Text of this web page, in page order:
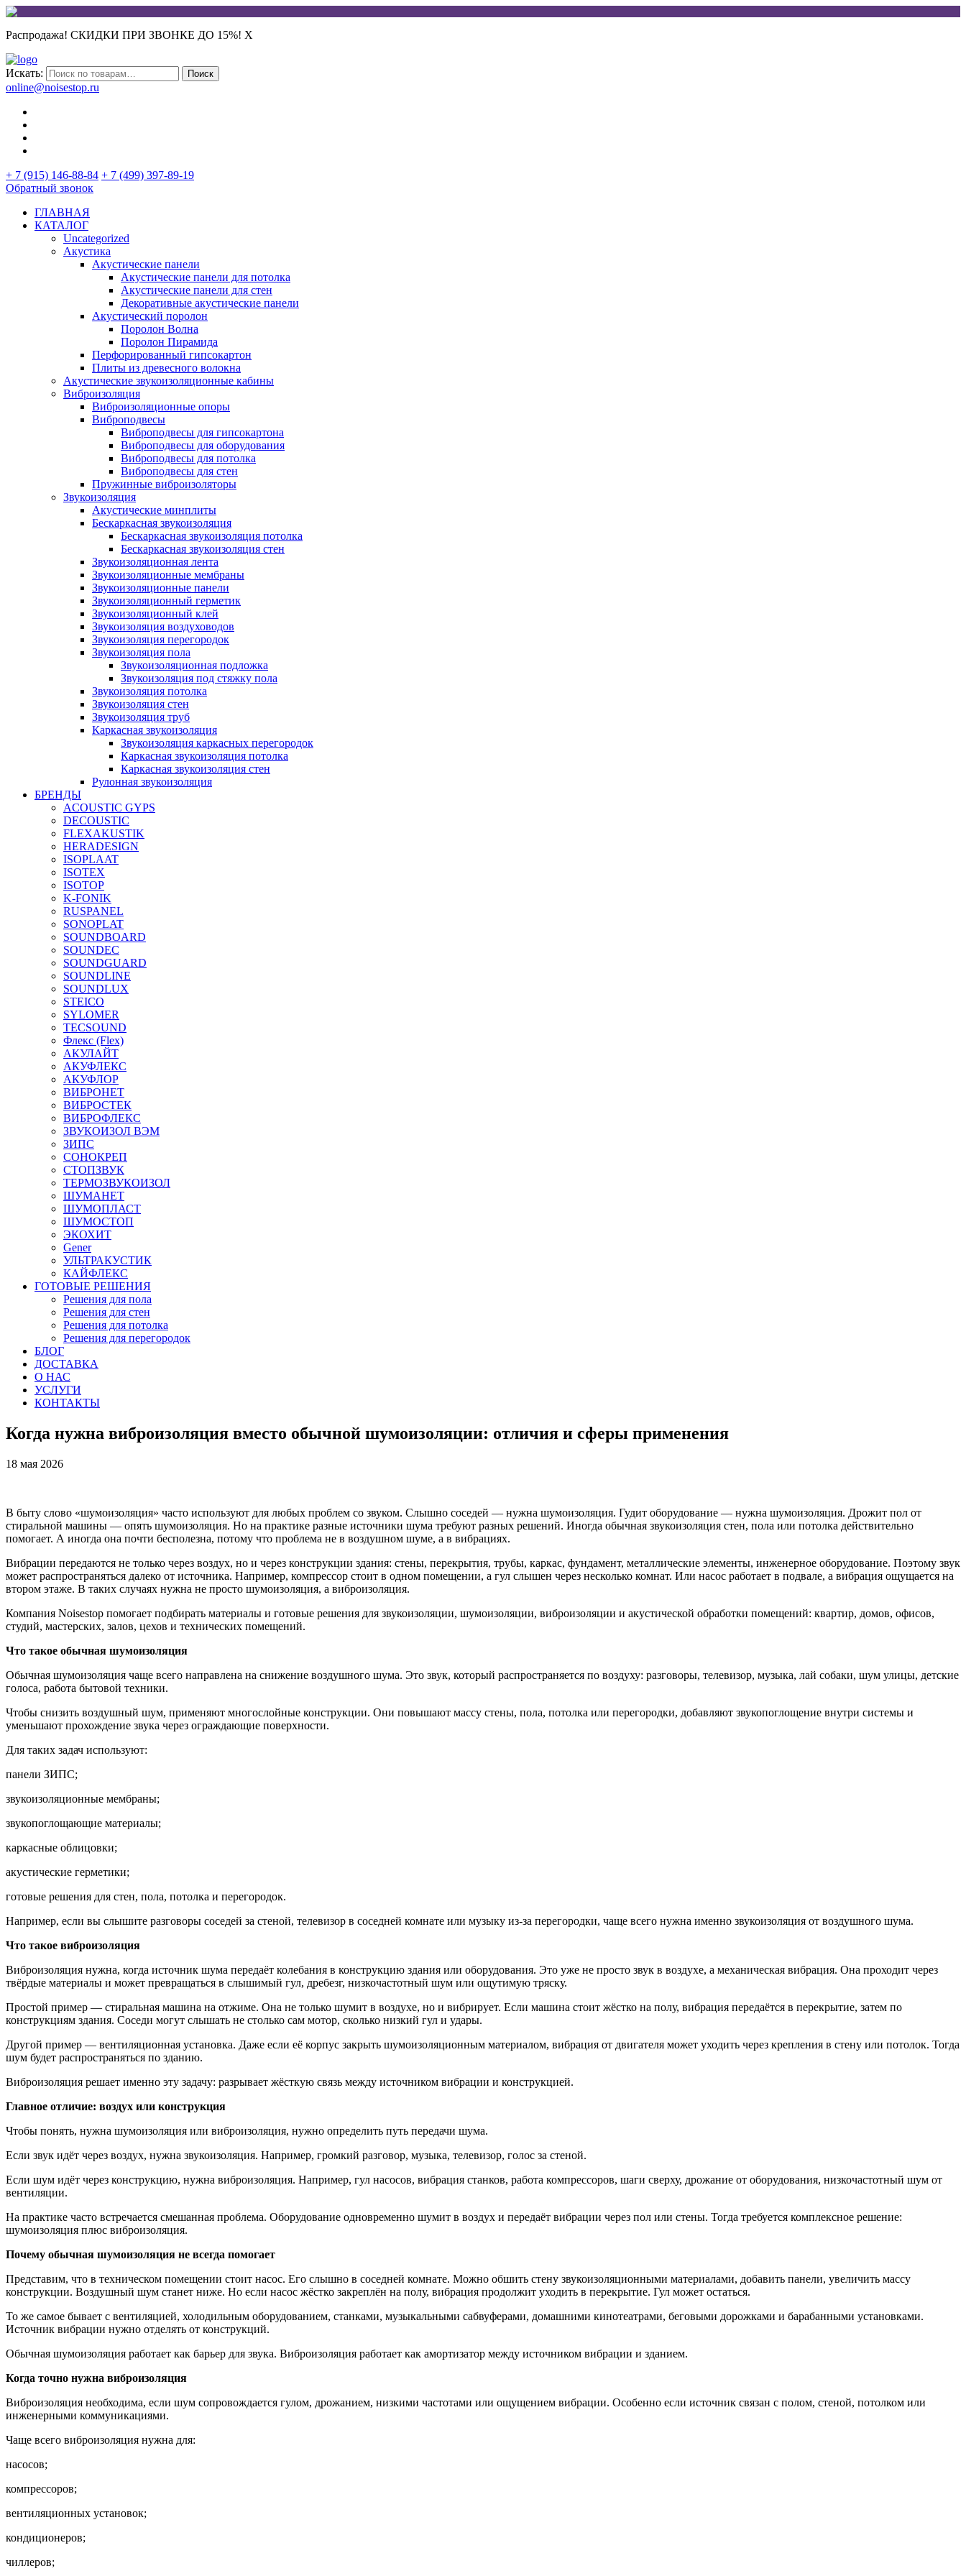
Распродажа! СКИДКИ ПРИ ЗВОНКЕ ДО 15%! X
Искать: Поиск
online@noisestop.ru
+ 7 (915) 146-88-84 + 7 (499) 397-89-19
Обратный звонок
ГЛАВНАЯ
КАТАЛОГ
Uncategorized
Акустика
Акустические панели
Акустические панели для потолка
Акустические панели для стен
Декоративные акустические панели
Акустический поролон
Поролон Волна
Поролон Пирамида
Перфорированный гипсокартон
Плиты из древесного волокна
Акустические звукоизоляционные кабины
Виброизоляция
Виброизоляционные опоры
Виброподвесы
Виброподвесы для гипсокартона
Виброподвесы для оборудования
Виброподвесы для потолка
Виброподвесы для стен
Пружинные виброизоляторы
Звукоизоляция
Акустические минплиты
Бескаркасная звукоизоляция
Бескаркасная звукоизоляция потолка
Бескаркасная звукоизоляция стен
Звукоизоляционная лента
Звукоизоляционные мембраны
Звукоизоляционные панели
Звукоизоляционный герметик
Звукоизоляционный клей
Звукоизоляция воздуховодов
Звукоизоляция перегородок
Звукоизоляция пола
Звукоизоляционная подложка
Звукоизоляция под стяжку пола
Звукоизоляция потолка
Звукоизоляция стен
Звукоизоляция труб
Каркасная звукоизоляция
Звукоизоляция каркасных перегородок
Каркасная звукоизоляция потолка
Каркасная звукоизоляция стен
Рулонная звукоизоляция
БРЕНДЫ
ACOUSTIC GYPS
DECOUSTIC
FLEXAKUSTIK
HERADESIGN
ISOPLAAT
ISOTEX
ISOTOP
K-FONIK
RUSPANEL
SONOPLAT
SOUNDBOARD
SOUNDEC
SOUNDGUARD
SOUNDLINE
SOUNDLUX
STEICO
SYLOMER
TECSOUND
Флекс (Flex)
АКУЛАЙТ
АКУФЛЕКС
АКУФЛОР
ВИБРОНЕТ
ВИБРОСТЕК
ВИБРОФЛЕКС
ЗВУКОИЗОЛ ВЭМ
ЗИПС
СОНОКРЕП
СТОПЗВУК
ТЕРМОЗВУКОИЗОЛ
ШУМАНЕТ
ШУМОПЛАСТ
ШУМОСТОП
ЭКОХИТ
Gener
УЛЬТРАКУСТИК
КАЙФЛЕКС
ГОТОВЫЕ РЕШЕНИЯ
Решения для пола
Решения для стен
Решения для потолка
Решения для перегородок
БЛОГ
ДОСТАВКА
О НАС
УСЛУГИ
КОНТАКТЫ
Когда нужна виброизоляция вместо обычной шумоизоляции: отличия и сферы применения
18 мая 2026
В быту слово «шумоизоляция» часто используют для любых проблем со звуком. Слышно соседей — нужна шумоизоляция. Гудит оборудование — нужна шумоизоляция. Дрожит пол от
стиральной машины — опять шумоизоляция. Но на практике разные источники шума требуют разных решений. Иногда обычная звукоизоляция стен, пола или потолка действительно
помогает. А иногда она почти бесполезна, потому что проблема не в воздушном шуме, а в вибрациях.
Вибрации передаются не только через воздух, но и через конструкции здания: стены, перекрытия, трубы, каркас, фундамент, металлические элементы, инженерное оборудование. Поэтому звук
может распространяться далеко от источника. Например, компрессор стоит в одном помещении, а гул слышен через несколько комнат. Или насос работает в подвале, а вибрация ощущается на
втором этаже. В таких случаях нужна не просто шумоизоляция, а виброизоляция.
Компания Noisestop помогает подбирать материалы и готовые решения для звукоизоляции, шумоизоляции, виброизоляции и акустической обработки помещений: квартир, домов, офисов,
студий, мастерских, залов, цехов и технических помещений.
Что такое обычная шумоизоляция
Обычная шумоизоляция чаще всего направлена на снижение воздушного шума. Это звук, который распространяется по воздуху: разговоры, телевизор, музыка, лай собаки, шум улицы, детские
голоса, работа бытовой техники.
Чтобы снизить воздушный шум, применяют многослойные конструкции. Они повышают массу стены, пола, потолка или перегородки, добавляют звукопоглощение внутри системы и
уменьшают прохождение звука через ограждающие поверхности.
Для таких задач используют:
панели ЗИПС;
звукоизоляционные мембраны;
звукопоглощающие материалы;
каркасные облицовки;
акустические герметики;
готовые решения для стен, пола, потолка и перегородок.
Например, если вы слышите разговоры соседей за стеной, телевизор в соседней комнате или музыку из-за перегородки, чаще всего нужна именно звукоизоляция от воздушного шума.
Что такое виброизоляция
Виброизоляция нужна, когда источник шума передаёт колебания в конструкцию здания или оборудования. Это уже не просто звук в воздухе, а механическая вибрация. Она проходит через
твёрдые материалы и может превращаться в слышимый гул, дребезг, низкочастотный шум или ощутимую тряску.
Простой пример — стиральная машина на отжиме. Она не только шумит в воздухе, но и вибрирует. Если машина стоит жёстко на полу, вибрация передаётся в перекрытие, затем по
конструкциям здания. Соседи могут слышать не столько сам мотор, сколько низкий гул и удары.
Другой пример — вентиляционная установка. Даже если её корпус закрыть шумоизоляционным материалом, вибрация от двигателя может уходить через крепления в стену или потолок. Тогда
шум будет распространяться по зданию.
Виброизоляция решает именно эту задачу: разрывает жёсткую связь между источником вибрации и конструкцией.
Главное отличие: воздух или конструкция
Чтобы понять, нужна шумоизоляция или виброизоляция, нужно определить путь передачи шума.
Если звук идёт через воздух, нужна звукоизоляция. Например, громкий разговор, музыка, телевизор, голос за стеной.
Если шум идёт через конструкцию, нужна виброизоляция. Например, гул насосов, вибрация станков, работа компрессоров, шаги сверху, дрожание от оборудования, низкочастотный шум от
вентиляции.
На практике часто встречается смешанная проблема. Оборудование одновременно шумит в воздух и передаёт вибрации через пол или стены. Тогда требуется комплексное решение:
шумоизоляция плюс виброизоляция.
Почему обычная шумоизоляция не всегда помогает
Представим, что в техническом помещении стоит насос. Его слышно в соседней комнате. Можно обшить стену звукоизоляционными материалами, добавить панели, увеличить массу
конструкции. Воздушный шум станет ниже. Но если насос жёстко закреплён на полу, вибрация продолжит уходить в перекрытие. Гул может остаться.
То же самое бывает с вентиляцией, холодильным оборудованием, станками, музыкальными сабвуферами, домашними кинотеатрами, беговыми дорожками и барабанными установками.
Источник вибрации нужно отделять от конструкций.
Обычная шумоизоляция работает как барьер для звука. Виброизоляция работает как амортизатор между источником вибрации и зданием.
Когда точно нужна виброизоляция
Виброизоляция необходима, если шум сопровождается гулом, дрожанием, низкими частотами или ощущением вибрации. Особенно если источник связан с полом, стеной, потолком или
инженерными коммуникациями.
Чаще всего виброизоляция нужна для:
насосов;
компрессоров;
вентиляционных установок;
кондиционеров;
чиллеров;